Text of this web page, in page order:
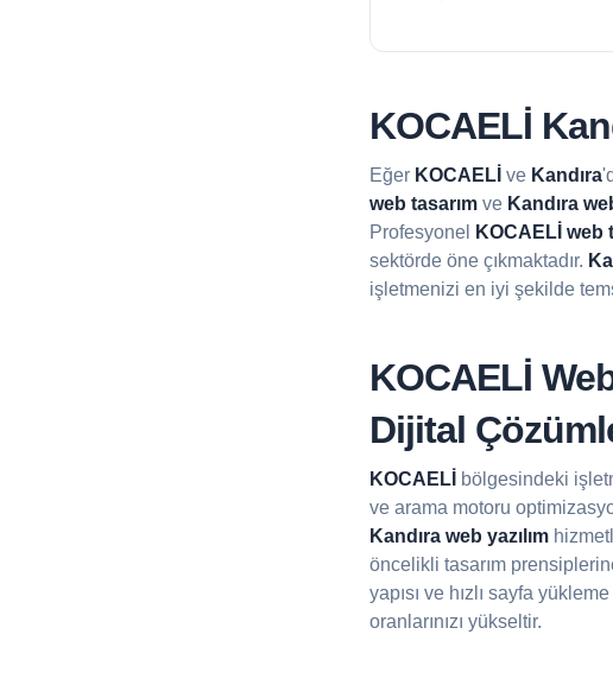
KOCAELİ
Eğer KOCAELİ ve Kandıra
web tasarımve Kandıra
Profesyonel
KOCAELİ web
sektörde öne çıkmaktadır.
işletmenizi en iyi şekilde
KOCAELİ
Dijital
KOCAELİ bölgesindeki
ve arama motoru
Kandıra web yazılım
öncelikli tasarım
yapısı ve hızlı sayfa
oranlarınızı yükseltir.